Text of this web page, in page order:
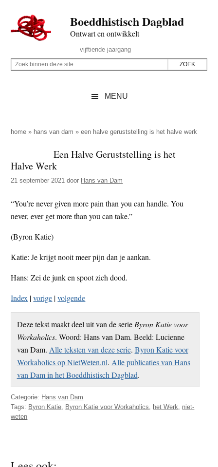
naar
de
inhoud
secondary
naar
de
sidebar
naar
de
Boeddhistisch Dagblad
Ontwart en ontwikkelt
Rechts
vijftiende jaargang
Z
p
e
z
e
s
i
e
Z
i
e
n
e
z
s
i
e
MENU
home » hans van dam »een halve geruststelling is het halve werk
Een Halve Geruststelling is het
Halve Werk
21 september 2021 door Hans van Dam
“You’re never given more pain than you can handle. You
never, ever get more than you can take.”
(Byron Katie)
Katie: Je krijgt nooit meer pijn dan je aankan.
Hans: Zei de junk en spoot zich dood.
Index |vorige |volgende
Deze tekst maakt deel uit van de serie Byron Katie voor
Workaholics. Woord: Hans van Dam. Beeld: Lucienne
van Dam. Alle teksten van deze serie. Byron Katie voor
Workaholics op NietWeten.nl. Alle publicaties van Hans
van Dam in het Boeddhistisch Dagblad.
Categorie: Hans van Dam
Tags: Byron Katie, Byron Katie voor Workaholics, het Werk, niet-
weten